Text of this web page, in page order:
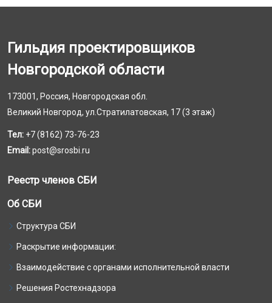
Гильдия проектировщиков
Новгородской области
173001, Россия, Новгородская обл.
Великий Новгород, ул.Стратилатовская, 17 (3 этаж)
Тел: +7 (8162) 73-76-23
Email:post@srosbi.ru
Реестр членов СБИ
Об СБИ
Структура СБИ
Раскрытие информации:
Взаимодействие с органами исполнительной власти
Решения Ростехнадзора